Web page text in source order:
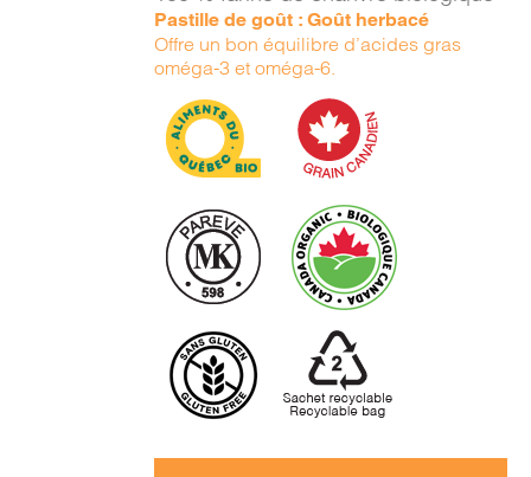
Pastille de goût : Goût herbacé
Offre un bon équilibre d’acides gras
oméga-3 et oméga-6.